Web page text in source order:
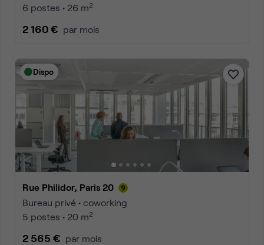
6 postes • 26 m2
2 160 € par mois
Dispo
Rue Philidor, Paris 20
Bureau privé • coworking
5 postes • 20 m2
2 565 € par mois